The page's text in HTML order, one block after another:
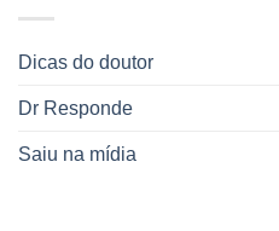
Dicas do doutor
Dr Responde
Saiu na mídia